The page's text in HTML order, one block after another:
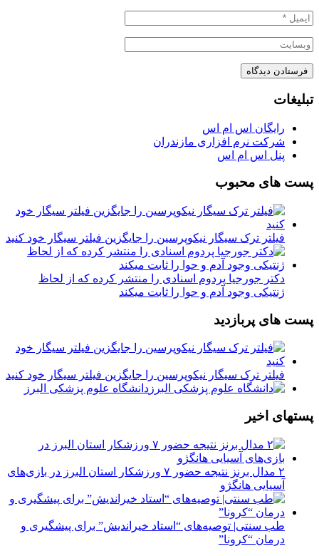
تبلیغات
رایگان اس ام اس
شرکت نرم افزاری مازندران
پنل اس ام اس
پست های محبوب
فیلتر ترک سیگار نیکوپرسین را جایگزین فیلتر سیگار خود کنید
دکتر جورجیا پردوم اسنادی را منتشر کرده که از لحاظ
ژنتیکی وجود آدم و حوا را ثابت میکند
پست های پربازدید
فیلتر ترک سیگار نیکوپرسین را جایگزین فیلتر سیگار خود کنید
دانشگاه علوم پزشکی البرز
پستهای اخیر
۲ مدال برنز نتیجه حضور ۷ ورزشکار استان البرز در بازی‌های
آسیایی هانگژو
طب سنتی| توصیه‌‌های “استاد خیراندیش” برای پیشگیری و
درمان “کرونا”